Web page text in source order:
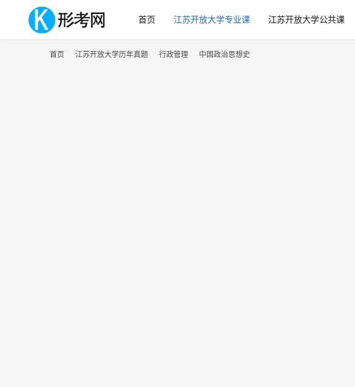
首页 江苏开放大学专业课 江苏开放大学公共课
首页 江苏开放大学历年真题 行政管理 中国政治思想史